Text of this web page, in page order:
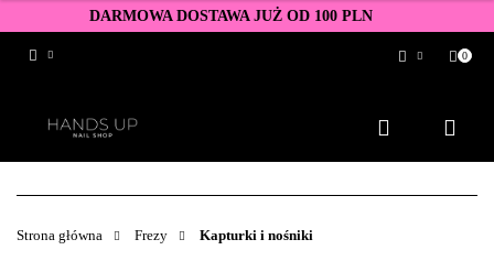
DARMOWA DOSTAWA JUŻ OD 100 PLN
Zarejestruj się
Dodaj zgłoszenie
Zgody cookies
0
Strona główna Frezy Kapturki i nośniki